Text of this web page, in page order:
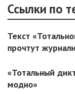
Ссылки по
Текст
прочтут
«Тотальный
модно»